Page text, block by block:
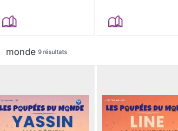
monde 9 résultats